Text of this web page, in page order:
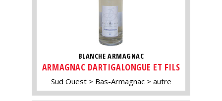
BLANCHE ARMAGNAC
ARMAGNAC DARTIGALONGUE ET FILS
Sud Ouest Bas-Armagnac autre